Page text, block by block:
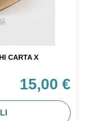
CARTA X
15,00 €